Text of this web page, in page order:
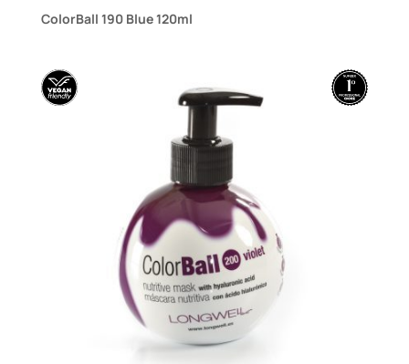
ColorBall 190 Blue 120ml